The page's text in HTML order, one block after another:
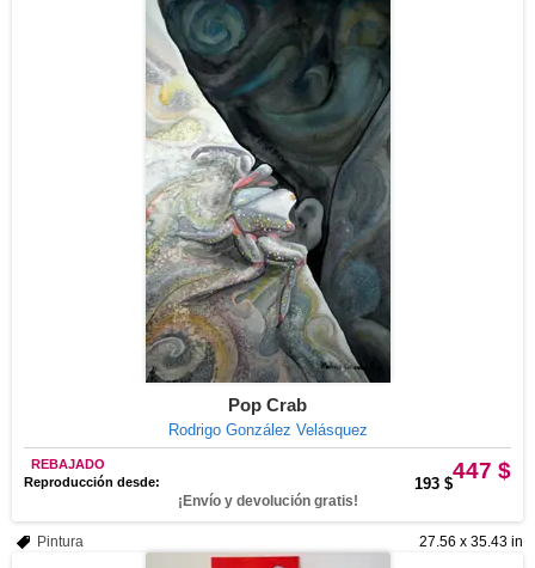
Pop Crab
Rodrigo González Velásquez
447 $
REBAJADO
Reproducción desde:
193 $
¡Envío y devolución gratis!
27.56 x 35.43 in
Pintura